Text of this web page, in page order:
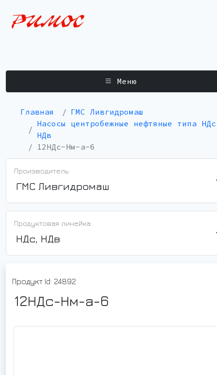
Меню
Главная
ГМС Ливгидромаш
Насосы центробежные нефтяные типа
НДв
12НДс-Нм-а-6
Производитель:
ГМС Ливгидромаш
Продуктовая линейка:
НДс, НДв
Продукт Id: 24892
12НДс-Нм-а-6